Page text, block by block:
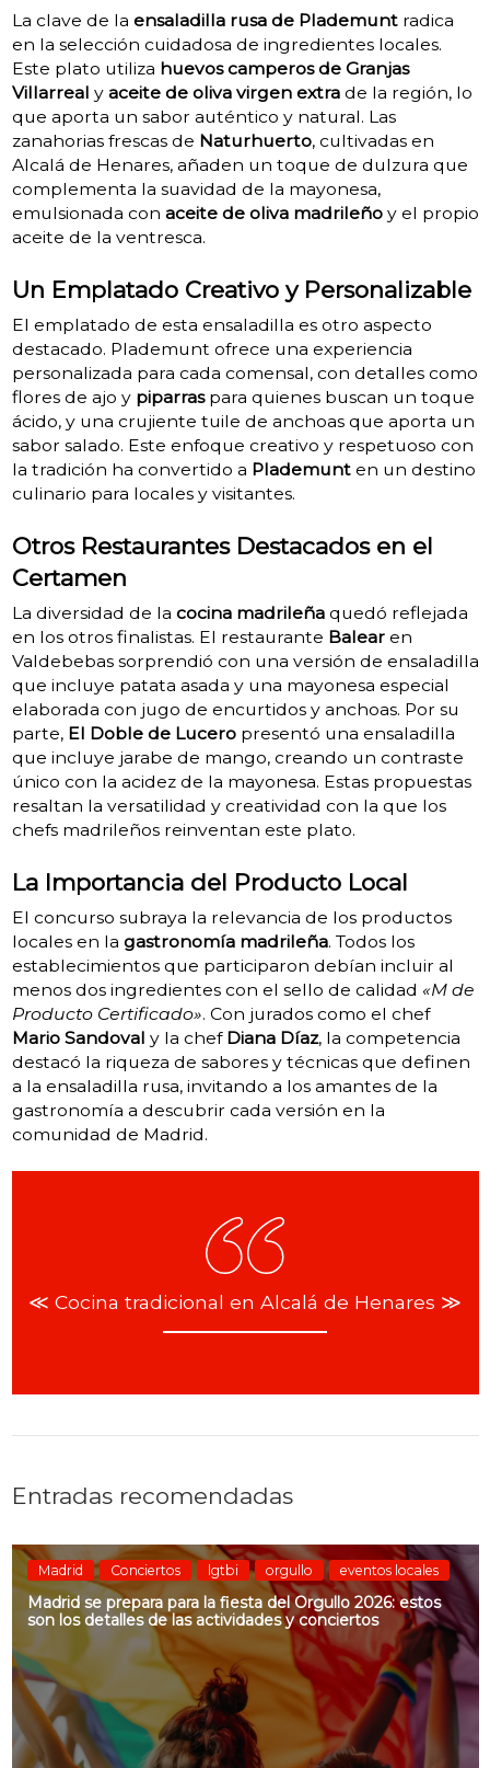
La clave de la ensaladilla rusa de Plademuntradica
en la selección cuidadosa de ingredientes locales.
Este plato utiliza huevos camperos de Granjas
Villarreal y aceite de oliva virgen extrade la región, lo
que aporta un sabor auténtico y natural. Las
zanahorias frescas de Naturhuerto, cultivadas en
Alcalá de Henares, añaden un toque de dulzura que
complementa la suavidad de la mayonesa,
emulsionada con aceite de oliva madrileñoy el propio
aceite de la ventresca.
Un Emplatado Creativo y Personalizable
El emplatado de esta ensaladilla es otro aspecto
destacado. Plademunt ofrece una experiencia
personalizada para cada comensal, con detalles como
flores de ajo y piparraspara quienes buscan un toque
ácido, y una crujiente tuile de anchoas que aporta un
sabor salado. Este enfoque creativo y respetuoso con
la tradición ha convertido a Plademunten un destino
culinario para locales y visitantes.
Otros Restaurantes Destacados en el
Certamen
La diversidad de la cocina madrileñaquedó reflejada
en los otros finalistas. El restaurante Balearen
Valdebebas sorprendió con una versión de ensaladilla
que incluye patata asada y una mayonesa especial
elaborada con jugo de encurtidos y anchoas. Por su
parte, El Doble de Luceropresentó una ensaladilla
que incluye jarabe de mango, creando un contraste
único con la acidez de la mayonesa. Estas propuestas
resaltan la versatilidad y creatividad con la que los
chefs madrileños reinventan este plato.
La Importancia del Producto Local
El concurso subraya la relevancia de los productos
locales en la gastronomía madrileña. Todos los
establecimientos que participaron debían incluir al
menos dos ingredientes con el sello de calidad «M de
Producto Certificado». Con jurados como el chef
Mario Sandoval y la chef Diana Díaz, la competencia
destacó la riqueza de sabores y técnicas que definen
a la ensaladilla rusa, invitando a los amantes de la
gastronomía a descubrir cada versión en la
comunidad de Madrid.
≪ Cocina tradicional en Alcalá de Henares ≫
Entradas recomendadas
Madrid Conciertos lgtbi orgullo eventos locales
Madrid se prepara para la fiesta del Orgullo 2026: estos
son los detalles de las actividades y conciertos